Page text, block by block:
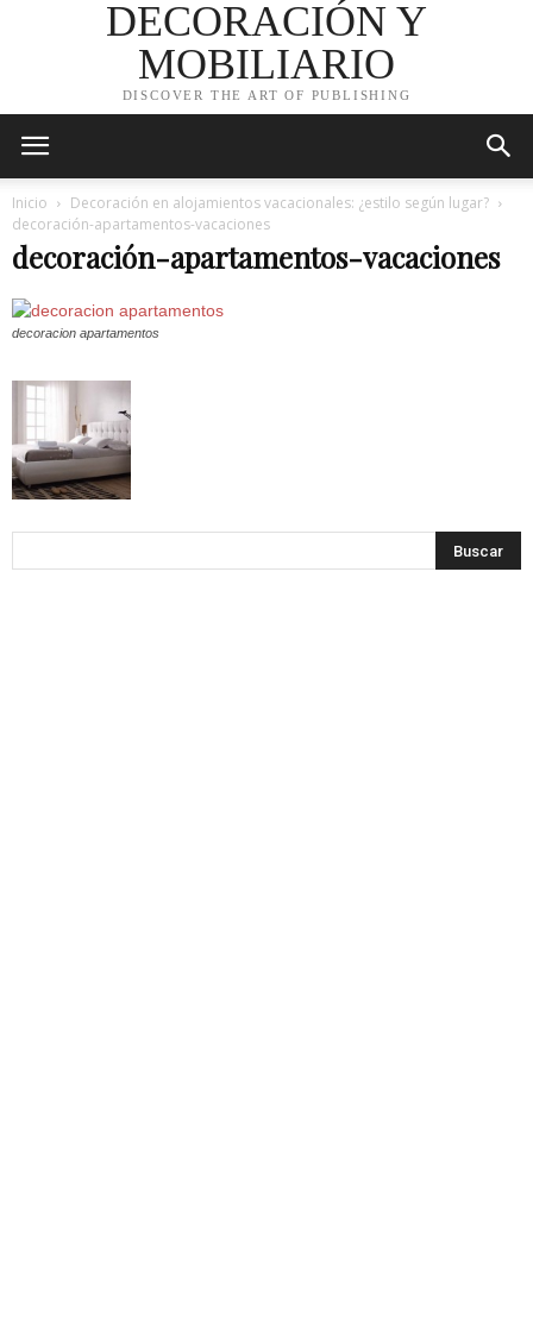
DECORACIÓN Y
MOBILIARIO
DISCOVER THE ART OF PUBLISHING
Inicio
Decoración en alojamientos vacacionales: ¿estilo según lugar?
decoración-apartamentos-vacaciones
decoración-apartamentos-vacaciones
decoracion apartamentos